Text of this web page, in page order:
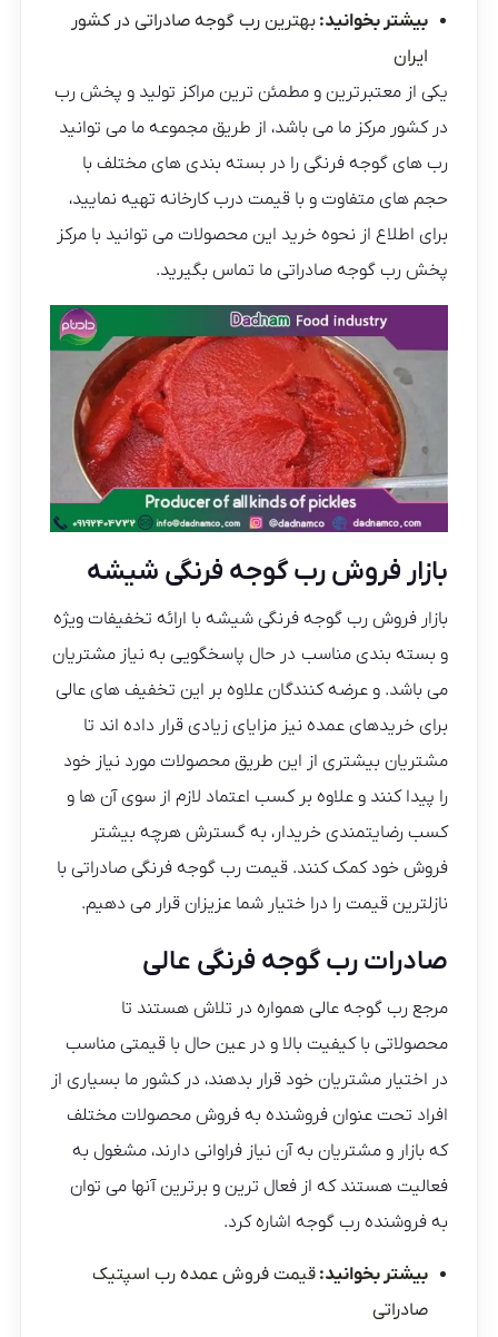
بیشتر بخوانید:بهترین رب گوجه صادراتی در کشور
ایران
یکی از معتبرترین و مطمئن ترین مراکز تولید و پخش رب
در کشور مرکز ما می باشد، از طریق مجموعه ما می توانید
رب های گوجه فرنگی را در بسته بندی های مختلف با
حجم های متفاوت و با قیمت درب کارخانه تهیه نمایید،
برای اطلاع از نحوه خرید این محصولات می توانید با مرکز
پخش رب گوجه صادراتی ما تماس بگیرید.
بازار فروش رب گوجه فرنگی شیشه
بازار فروش رب گوجه فرنگی شیشه با ارائه تخفیفات ویژه
و بسته بندی مناسب در حال پاسخگویی به نیاز مشتریان
می باشد. و عرضه کنندگان علاوه بر این تخفیف های عالی
برای خریدهای عمده نیز مزایای زیادی قرار داده اند تا
مشتریان بیشتری از این طریق محصولات مورد نیاز خود
را پیدا کنند و علاوه بر کسب اعتماد لازم از سوی آن ها و
کسب رضایتمندی خریدار، به گسترش هرچه بیشتر
فروش خود کمک کنند. قیمت رب گوجه فرنگی صادراتی با
نازلترین قیمت را درا ختیار شما عزیزان قرار می دهیم.
صادرات رب گوجه فرنگی عالی
مرجع رب گوجه عالی همواره در تلاش هستند تا
محصولاتی با کیفیت بالا و در عین حال با قیمتی مناسب
در اختیار مشتریان خود قرار بدهند، در کشور ما بسیاری از
افراد تحت عنوان فروشنده به فروش محصولات مختلف
که بازار و مشتریان به آن نیاز فراوانی دارند، مشغول به
فعالیت هستند که از فعال ترین و برترین آنها می توان
به فروشنده رب گوجه اشاره کرد.
بیشتر بخوانید:قیمت فروش عمده رب اسپتیک
صادراتی